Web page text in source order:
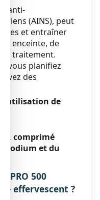
anti-
(AINS), peut
et entraîner
enceinte, de
du traitement.
vous planifiez
avez des
utilisation de
comprimé
sodium et du
500
effervescent ?